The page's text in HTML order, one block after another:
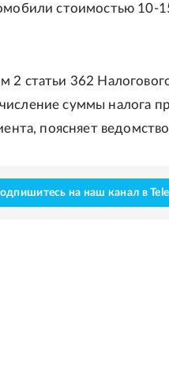
стоимостью 10-
2 статьи 362
суммы налога
поясняет
на наш канал в